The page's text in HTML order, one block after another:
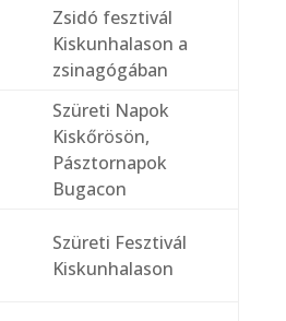
Zsidó fesztivál
Kiskunhalason a
zsinagógában
Szüreti Napok
Kiskőrösön,
Pásztornapok
Bugacon
Szüreti Fesztivál
Kiskunhalason